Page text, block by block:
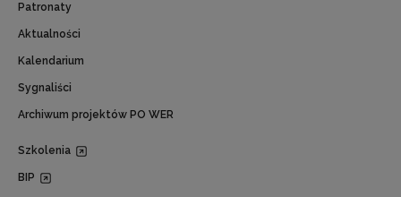
Patronaty
Aktualności
Kalendarium
Sygnaliści
Archiwum projektów PO WER
Szkolenia
BIP